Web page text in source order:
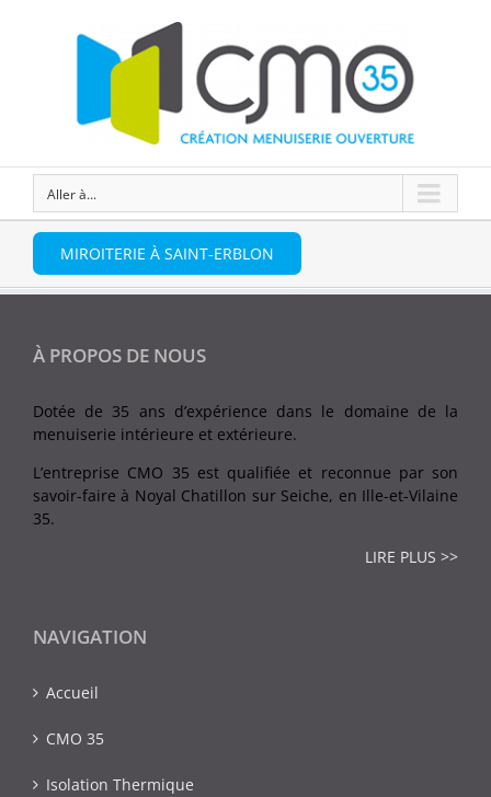
Aller à...
MIROITERIE À SAINT-ERBLON
À PROPOS DE NOUS
Dotée de 35 ans d’expérience dans le domaine de la
menuiserie intérieure et extérieure.
L’entreprise CMO 35 est qualifiée et reconnue par son
savoir-faire à Noyal Chatillon sur Seiche, en Ille-et-Vilaine
35.
LIRE PLUS >>
NAVIGATION
Accueil
CMO 35
Isolation Thermique